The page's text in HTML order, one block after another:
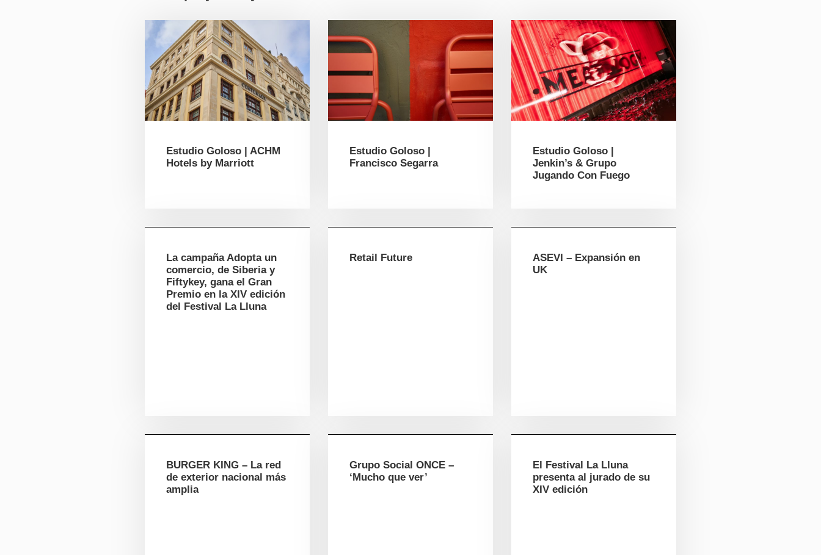
Estudio Goloso | ACHM
Hotels by Marriott
Estudio Goloso |
Francisco Segarra
Estudio Goloso |
Jenkin’s & Grupo
Jugando Con Fuego
La campaña Adopta un
comercio, de Siberia y
Fiftykey, gana el Gran
Premio en la XIV edición
del Festival La Lluna
Retail Future
ASEVI – Expansión en
UK
BURGER KING – La red
de exterior nacional más
amplia
Grupo Social ONCE –
‘Mucho que ver’
El Festival La Lluna
presenta al jurado de su
XIV edición